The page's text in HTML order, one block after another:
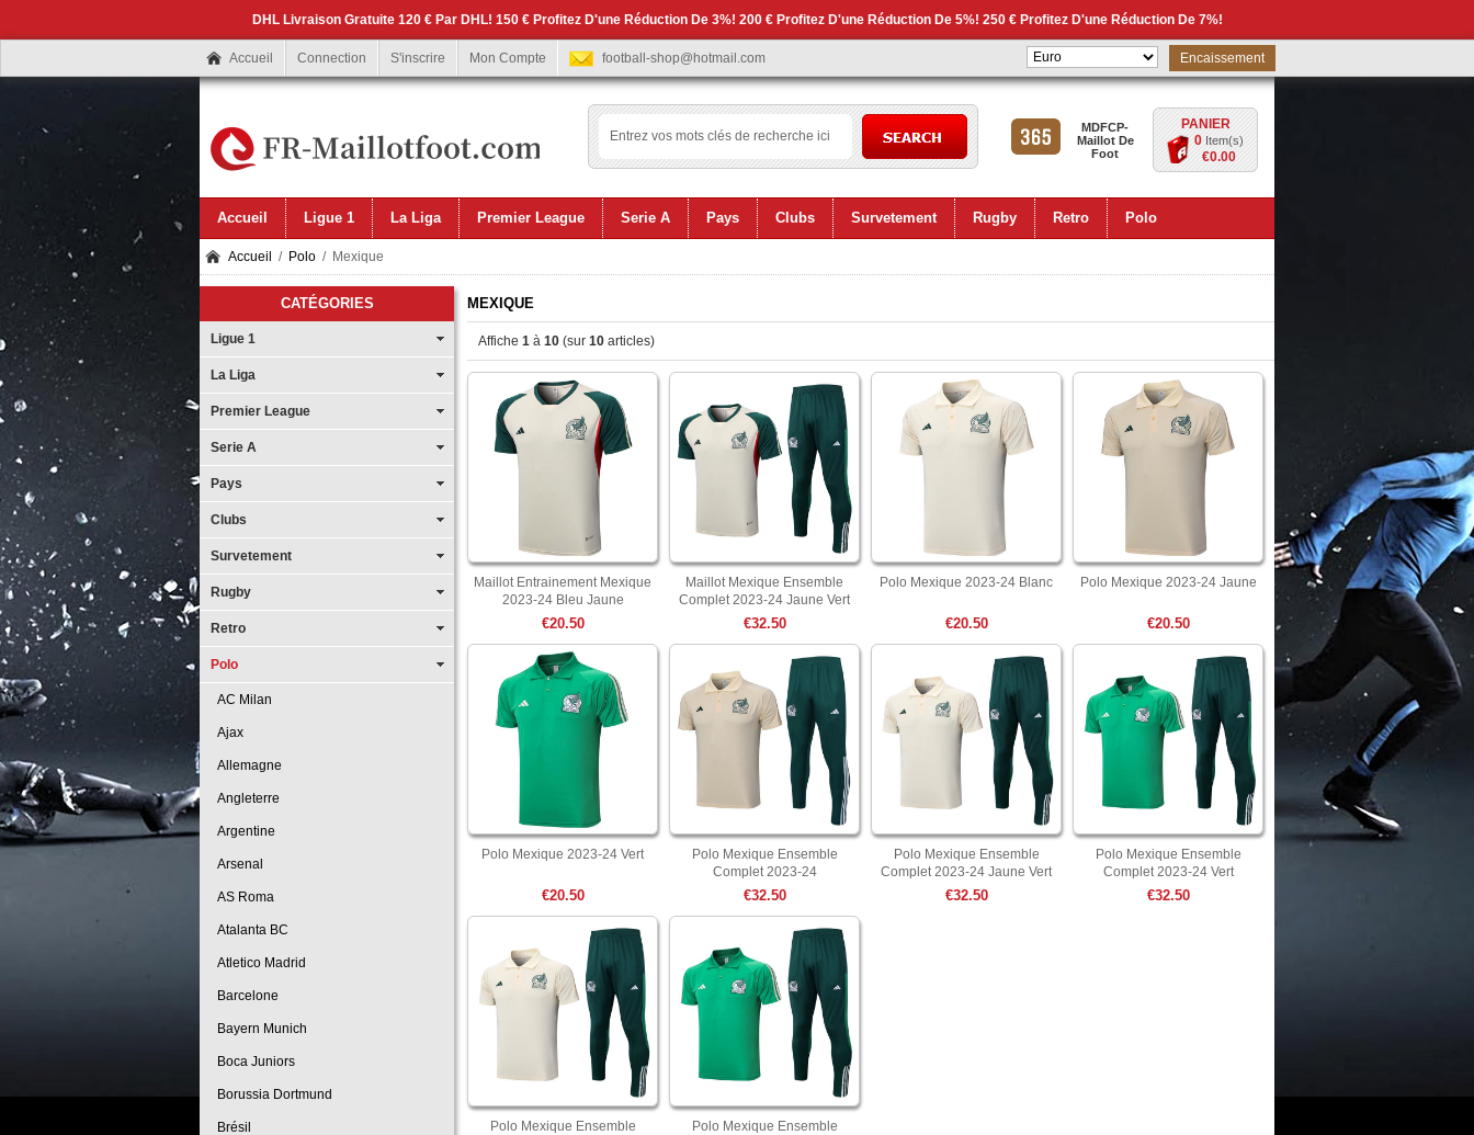
DHL Livraison Gratuite 120 € Par DHL! 150 € Profitez D'une Réduction De 3%! 200 € Profitez D'une Réduction De 5%! 250 € Profitez D'une Réduction De 7%!
Accueil Connection S'inscrire Mon Compte football-shop@hotmail.com Encaissement
PANIER
0 Item(s)
€0.00
MDFCP-
Maillot De
Foot
Accueil Ligue 1 La Liga Premier League Serie A Pays Clubs Survetement Rugby Retro Polo
Accueil / Polo / Mexique
CATÉGORIES
Ligue 1
La Liga
Premier League
Serie A
Pays
Clubs
Survetement
Rugby
Retro
Polo
AC Milan
Ajax
Allemagne
Angleterre
Argentine
Arsenal
AS Roma
Atalanta BC
Atletico Madrid
Barcelone
Bayern Munich
Boca Juniors
Borussia Dortmund
Brésil
MEXIQUE
Affiche 1 à 10 (sur 10 articles)
Maillot Entrainement Mexique
2023-24 Bleu Jaune
€20.50
Maillot Mexique Ensemble
Complet 2023-24 Jaune Vert
€32.50
Polo Mexique 2023-24 Blanc
€20.50
Polo Mexique 2023-24 Jaune
€20.50
Polo Mexique 2023-24 Vert
€20.50
Polo Mexique Ensemble
Complet 2023-24
€32.50
Polo Mexique Ensemble
Complet 2023-24 Jaune Vert
€32.50
Polo Mexique Ensemble
Complet 2023-24 Vert
€32.50
Polo Mexique Ensemble
Polo Mexique Ensemble